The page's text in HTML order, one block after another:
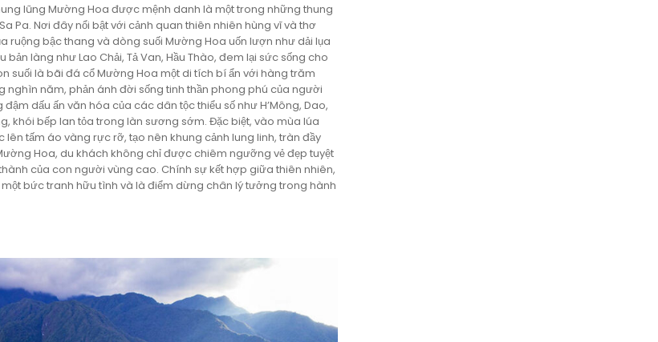
lũng Mường Hoa được mệnh danh là một trong những thung
Pa. Nơi đây nổi bật với cảnh quan thiên nhiên hùng vĩ và thơ
bậc thang và dòng suối Mường Hoa uốn lượn như dải lụa
làng như Lao Chải, Tả Van, Hầu Thào, đem lại sức sống cho
suối là bãi đá cổ Mường Hoa một di tích bí ẩn với hàng trăm
năm, phản ánh đời sống tinh thần phong phú của người
dấu ấn văn hóa của các dân tộc thiểu số như H’Mông, Dao,
khói bếp lan tỏa trong làn sương sớm. Đặc biệt, vào mùa lúa
tấm áo vàng rực rỡ, tạo nên khung cảnh lung linh, tràn đầy
Hoa, du khách không chỉ được chiêm ngưỡng vẻ đẹp tuyệt
của con người vùng cao. Chính sự kết hợp giữa thiên nhiên,
bức tranh hữu tình và là điểm dừng chân lý tưởng trong hành